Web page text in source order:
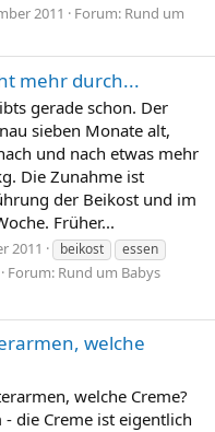
2011 Forum: Rund um
mehr durch...
gerade schon. Der
sieben Monate alt,
und nach etwas mehr
Die Zunahme ist
der Beikost und im
Früher...
2011 beikost
essen
Forum: Rund um Babys
welche
welche Creme?
die Creme ist eigentlich